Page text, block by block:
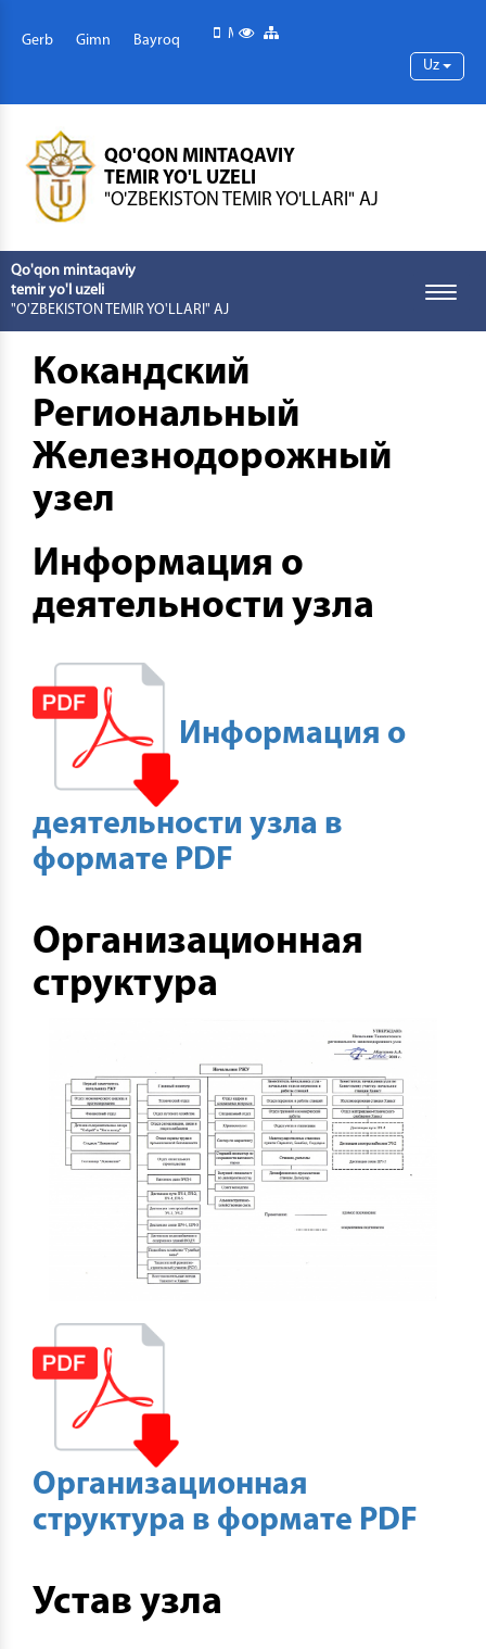
Gerb Gimn Bayroq Mobil versiya
Maxsus imkoniyatlar
Uz
QO'QON MINTAQAVIY
TEMIR YO'L UZELI
"O'ZBEKISTON TEMIR YO'LLARI" AJ
Qo'qon mintaqaviy
temir yo'l uzeli
"O'ZBEKISTON TEMIR YO'LLARI" AJ
Toggle
Кокандский
Региональный
Железнодорожный
узел
Информация о
деятельности узла
Информация о
деятельности узла в
формате PDF
Организационная
структура
Организационная
структура в формате PDF
Устав узла